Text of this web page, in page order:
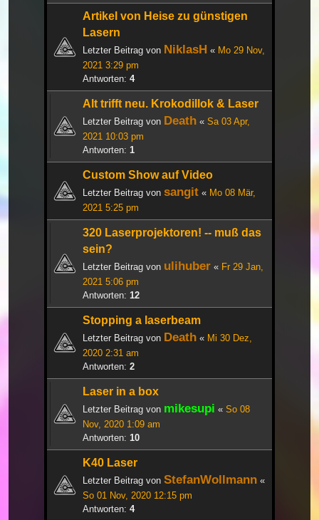
Artikel von Heise zu günstigen
Lasern
Letzter Beitrag von NiklasH « Mo 29 Nov,
2021 3:29 pm
Antworten: 4
Alt trifft neu. Krokodillok & Laser
Letzter Beitrag von Death « Sa 03 Apr,
2021 10:03 pm
Antworten: 1
Custom Show auf Video
Letzter Beitrag von sangit « Mo 08 Mär,
2021 5:25 pm
320 Laserprojektoren! -- muß das
sein?
Letzter Beitrag von ulihuber « Fr 29 Jan,
2021 5:06 pm
Antworten: 12
Stopping a laserbeam
Letzter Beitrag von Death « Mi 30 Dez,
2020 2:31 am
Antworten: 2
Laser in a box
Letzter Beitrag von mikesupi « So 08
Nov, 2020 1:09 am
Antworten: 10
K40 Laser
Letzter Beitrag von StefanWollmann «
So 01 Nov, 2020 12:15 pm
Antworten: 4